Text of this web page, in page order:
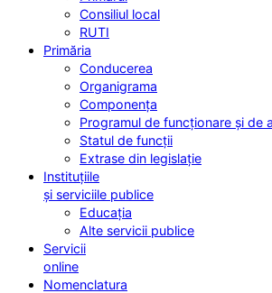
Consiliul local
RUTI
Primăria
Conducerea
Organigrama
Componența
Programul de funcționare și de
Statul de funcții
Extrase din legislație
Instituțiile
și serviciile publice
Educația
Alte servicii publice
Servicii
online
Nomenclatura